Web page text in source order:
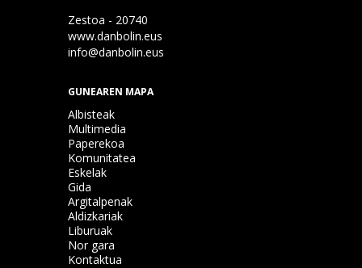
Zestoa - 20740
www.danbolin.eus
info@danbolin.eus
GUNEAREN MAPA
Albisteak
Multimedia
Paperekoa
Komunitatea
Eskelak
Gida
Argitalpenak
Aldizkariak
Liburuak
Nor gara
Kontaktua